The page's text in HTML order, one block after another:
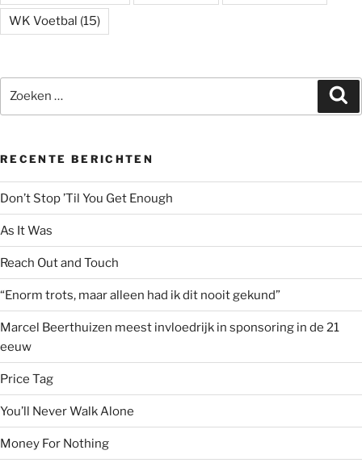
WK Voetbal (15)
naar:
RECENTE BERICHTEN
Don’t Stop ’Til You Get Enough
As It Was
Reach Out and Touch
“Enorm trots, maar alleen had ik dit nooit gekund”
Marcel Beerthuizen meest invloedrijk in sponsoring in de 21
eeuw
Price Tag
You’ll Never Walk Alone
Money For Nothing